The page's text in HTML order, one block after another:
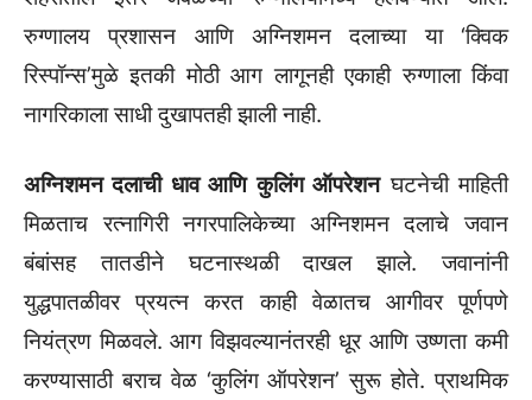
रुग्णालय प्रशासन आणि अग्निशमन दलाच्या या ‘क्विक
रिस्पॉन्स’मुळे इतकी मोठी आग लागूनही एकाही रुग्णाला किंवा
नागरिकाला साधी दुखापतही झाली नाही.
अग्निशमन दलाची धाव आणि कुलिंग ऑपरेशनघटनेची माहिती
मिळताच रत्नागिरी नगरपालिकेच्या अग्निशमन दलाचे जवान
बंबांसह तातडीने घटनास्थळी दाखल झाले. जवानांनी
युद्धपातळीवर प्रयत्न करत काही वेळातच आगीवर पूर्णपणे
नियंत्रण मिळवले. आग विझवल्यानंतरही धूर आणि उष्णता कमी
करण्यासाठी बराच वेळ ‘कुलिंग ऑपरेशन’ सुरू होते. प्राथमिक